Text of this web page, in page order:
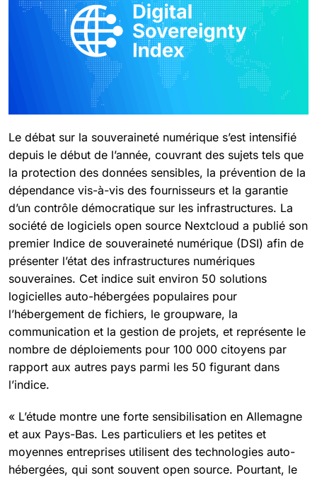
Le débat sur la souveraineté numérique s’est intensifié
depuis le début de l’année, couvrant des sujets tels que
la protection des données sensibles, la prévention de la
dépendance vis-à-vis des fournisseurs et la garantie
d’un contrôle démocratique sur les infrastructures. La
société de logiciels open source Nextcloud a publié son
premier Indice de souveraineté numérique (DSI) afin de
présenter l’état des infrastructures numériques
souveraines. Cet indice suit environ 50 solutions
logicielles auto-hébergées populaires pour
l’hébergement de fichiers, le groupware, la
communication et la gestion de projets, et représente le
nombre de déploiements pour 100 000 citoyens par
rapport aux autres pays parmi les 50 figurant dans
l’indice.
« L’étude montre une forte sensibilisation en Allemagne
et aux Pays-Bas. Les particuliers et les petites et
moyennes entreprises utilisent des technologies auto-
hébergées, qui sont souvent open source. Pourtant, le